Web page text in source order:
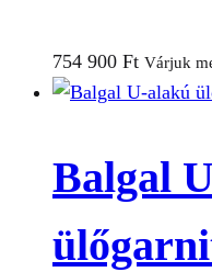
754 900 Ft Várjuk
Balgal